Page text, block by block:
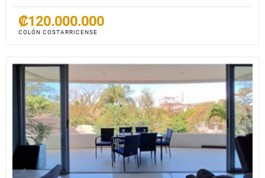
₡120.000.000
COLÓN COSTARRICENSE